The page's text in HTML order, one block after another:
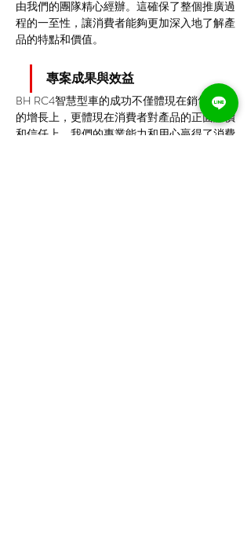
由我們的團隊精心經辦。這確保了整個推廣過
程的一至性，讓消費者能夠更加深入地了解產
品的特點和價值。
專案成果與效益
BH RC4智慧型車的成功不僅體現在銷售數字
的增長上，更體現在消費者對產品的正面評價
和信任上。我們的專業能力和用心贏得了消費